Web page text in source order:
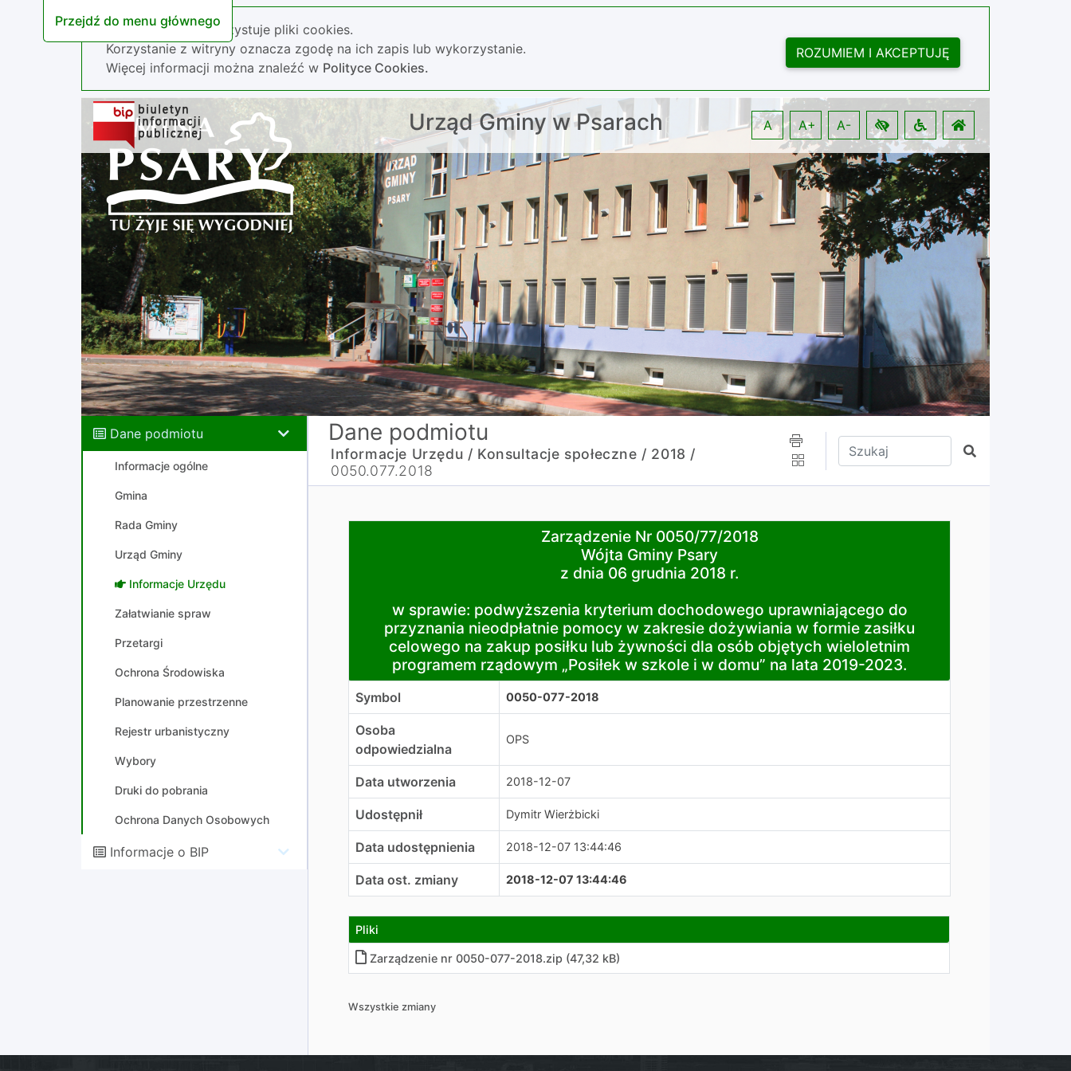
Przejdź do menu głównego
Nasza strona wykorzystuje pliki cookies.
Korzystanie z witryny oznacza zgodę na ich zapis lub wykorzystanie.
Więcej informacji można znaleźć w Polityce Cookies.
ROZUMIEM I AKCEPTUJĘ
Urząd Gminy w Psarach A A+ A-
Dane podmiotu
Informacje ogólne
Gmina
Rada Gminy
Urząd Gminy
Informacje Urzędu
Załatwianie spraw
Przetargi
Ochrona Środowiska
Planowanie przestrzenne
Rejestr urbanistyczny
Wybory
Druki do pobrania
Ochrona Danych Osobowych
Informacje o BIP
Dane podmiotu
Informacje Urzędu / Konsultacje społeczne / 2018 /
0050.077.2018
Wpisz tekst do wyszukania
Szukaj
w sprawie: podwyższenia kryterium dochodowego uprawniającego do przyznania nieodpłatnie pomocy w zakresie
Zarządzenie Nr 0050/77/2018
Wójta Gminy Psary
z dnia 06 grudnia 2018 r.
w sprawie: podwyższenia kryterium dochodowego uprawniającego do
przyznania nieodpłatnie pomocy w zakresie dożywiania w formie zasiłku
celowego na zakup posiłku lub żywności dla osób objętych wieloletnim
programem rządowym „Posiłek w szkole i w domu” na lata 2019-2023.
Symbol 0050-077-2018
Osoba
odpowiedzialna
OPS
Data utworzenia 2018-12-07
Udostępnił Dymitr Wierżbicki
Data udostępnienia 2018-12-07 13:44:46
Data ost. zmiany 2018-12-07 13:44:46
Pliki
Zarządzenie nr 0050-077-2018.zip (47,32 kB)
Wszystkie zmiany